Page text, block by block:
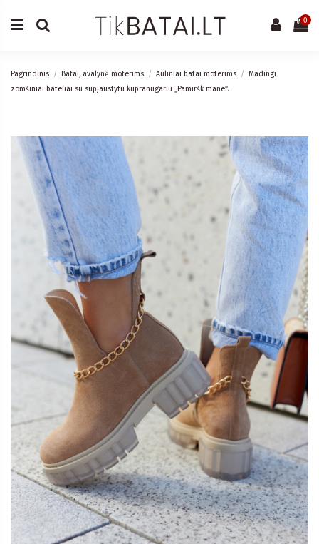
0
Pagrindinis Batai, avalynė moterims Auliniai batai moterims
Madingi
zomšiniai bateliai su supjaustytu kupranugariu „Pamiršk mane“.